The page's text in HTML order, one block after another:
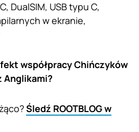
DualSIM, USB typu C,
w ekranie,
współpracy Chińczyków
Anglikami?
Śledź ROOTBLOG w